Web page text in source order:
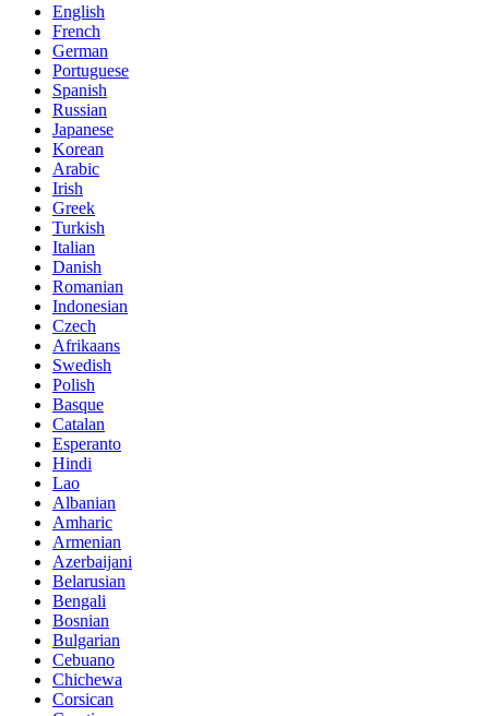
English
French
German
Portuguese
Spanish
Russian
Japanese
Korean
Arabic
Irish
Greek
Turkish
Italian
Danish
Romanian
Indonesian
Czech
Afrikaans
Swedish
Polish
Basque
Catalan
Esperanto
Hindi
Lao
Albanian
Amharic
Armenian
Azerbaijani
Belarusian
Bengali
Bosnian
Bulgarian
Cebuano
Chichewa
Corsican